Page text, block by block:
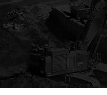
> Tüm Ürünler>